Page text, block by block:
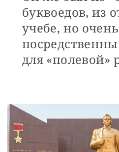
буквоедов, из
учебе, но очень
для «полевой»